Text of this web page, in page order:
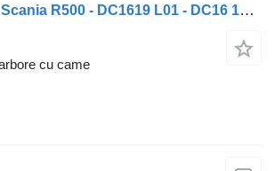
Arbore cu came Scania R500 - DC1619 L01 - DC16 1523422 1523423 pentru camion Scania R500
cu came